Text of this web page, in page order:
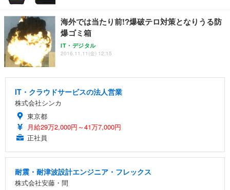
海外では当たり前!?爆破テロ対策となりうる防
爆ゴミ箱
IT・デジタル
2016.11.11(金) 12:15
IT・クラウドサービスの法人営業
株式会社シンカ
東京都
月給29万2,000円～41万7,000円
正社員
耐震・耐津波設計エンジニア・フレックス
株式会社安藤・間